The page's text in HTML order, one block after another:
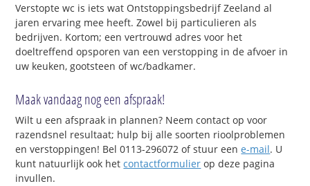
Verstopte wc is iets wat Ontstoppingsbedrijf Zeeland al
jaren ervaring mee heeft. Zowel bij particulieren als
bedrijven. Kortom; een vertrouwd adres voor het
doeltreffend opsporen van een verstopping in de afvoer in
uw keuken, gootsteen of wc/badkamer.
Maak vandaag nog een afspraak!
Wilt u een afspraak in plannen? Neem contact op voor
razendsnel resultaat; hulp bij alle soorten rioolproblemen
en verstoppingen! Bel 0113-296072 of stuur eene-mail. U
kunt natuurlijk ook hetcontactformulier op deze pagina
invullen.